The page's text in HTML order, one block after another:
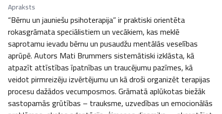
Apraksts
“Bērnu un jauniešu psihoterapija” ir praktiski orientēta
rokasgrāmata speciālistiem un vecākiem, kas meklē
saprotamu ievadu bērnu un pusaudžu mentālās veselības
aprūpē. Autors Mati Brummers sistemātiski izklāsta, kā
atpazīt attīstības īpatnības un traucējumu pazīmes, kā
veidot pirmreizēju izvērtējumu un kā droši organizēt terapijas
procesu dažādos vecumposmos. Grāmatā aplūkotas biežāk
sastopamās grūtības – trauksme, uzvedības un emocionālās